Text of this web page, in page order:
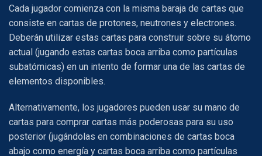
Cada jugador comienza con la misma baraja de cartas que
consiste en cartas de protones, neutrones y electrones.
Deberán utilizar estas cartas para construir sobre su átomo
actual (jugando estas cartas boca arriba como partículas
subatómicas) en un intento de formar una de las cartas de
elementos disponibles.
Alternativamente, los jugadores pueden usar su mano de
cartas para comprar cartas más poderosas para su uso
posterior (jugándolas en combinaciones de cartas boca
abajo como energía y cartas boca arriba como partículas